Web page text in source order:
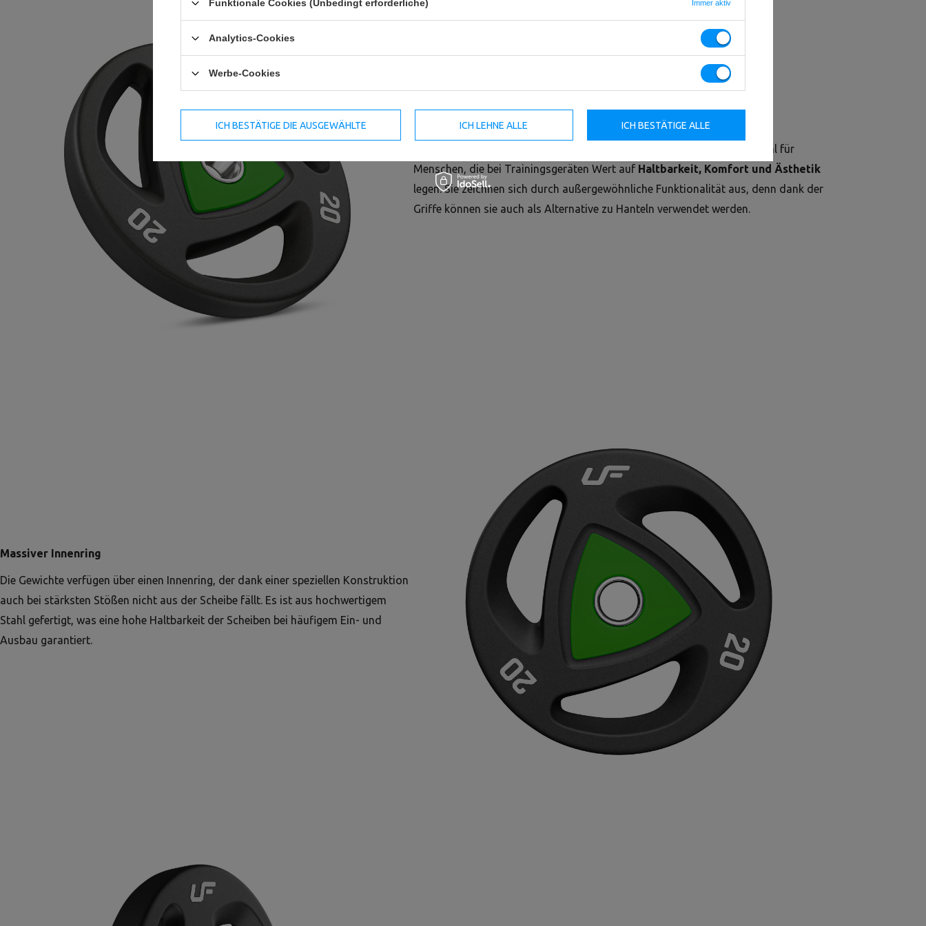
sind eine ausgezeichnete Wahl für
Menschen, die bei Trainingsgeräten Wert auf Haltbarkeit, Komfort und Ästhetik
legen. Sie zeichnen sich durch außergewöhnliche Funktionalität aus, denn dank der
Griffe können sie auch als Alternative zu Hanteln verwendet werden.
Massiver Innenring
Die Gewichte verfügen über einen Innenring, der dank einer speziellen Konstruktion
auch bei stärksten Stößen nicht aus der Scheibe fällt. Es ist aus hochwertigem
Stahl gefertigt, was eine hohe Haltbarkeit der Scheiben bei häufigem Ein- und
Ausbau garantiert.
Funktionale Cookies (Unbedingt erforderliche) Immer aktiv
Analytics-Cookies
Werbe-Cookies
ICH BESTÄTIGE DIE AUSGEWÄHLTE ICH LEHNE ALLE ICH BESTÄTIGE ALLE